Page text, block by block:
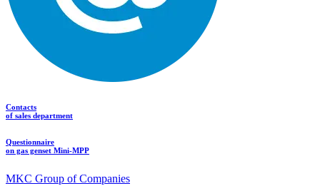
Contacts
of sales department
Questionnaire
on gas genset Mini-MPP
MKC Group of Companies